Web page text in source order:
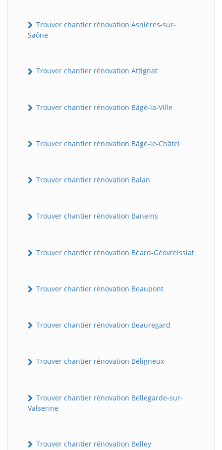
Trouver chantier rénovation Asnières-sur-
Saône
Trouver chantier rénovation Attignat
Trouver chantier rénovation Bâgé-la-Ville
Trouver chantier rénovation Bâgé-le-Châtel
Trouver chantier rénovation Balan
Trouver chantier rénovation Baneins
Trouver chantier rénovation Béard-Géovreissiat
Trouver chantier rénovation Beaupont
Trouver chantier rénovation Beauregard
Trouver chantier rénovation Béligneux
Trouver chantier rénovation Bellegarde-sur-
Valserine
Trouver chantier rénovation Belley